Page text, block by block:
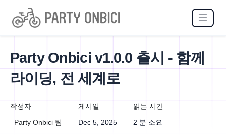
Party Onbici v1.0.0 출시 - 함께
라이딩, 전 세계로
작성자
Party Onbici 팀
게시일
Dec 5, 2025
읽는 시간
2 분 소요